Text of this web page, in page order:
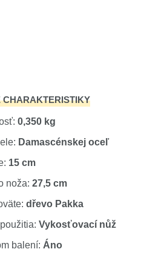
CHARAKTERISTIKY
0,350 kg
Damascénskej oceľ
15 cm
noža: 27,5 cm
dřevo Pakka
Vykosťovací nůž
balení: Áno